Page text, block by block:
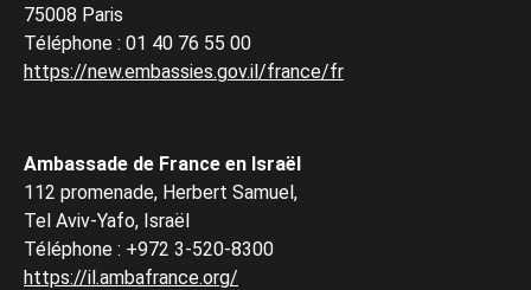
75008 Paris
Téléphone : 01 40 76 55 00
https://new.embassies.gov.il/france/fr
Ambassade de France en Israël
112 promenade, Herbert Samuel,
Tel Aviv-Yafo, Israël
Téléphone : +972 3-520-8300
https://il.ambafrance.org/